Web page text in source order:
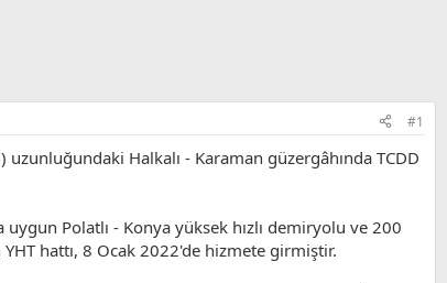
#1
Halkalı - Karaman güzergâhında TCDD
Polatlı - Konya yüksek hızlı demiryolu ve 200
hattı, 8 Ocak 2022'de hizmete girmiştir.